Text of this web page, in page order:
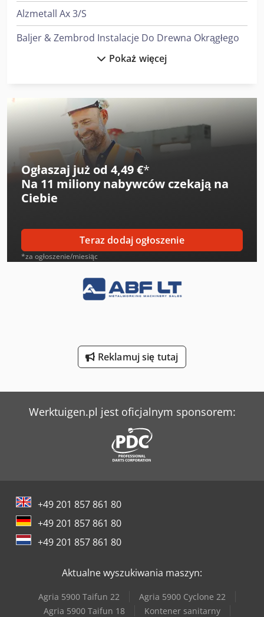
Alzmetall Ax 3/S
Baljer & Zembrod Instalacje Do Drewna Okrągłego
Index Ms22-6
Linde A
Linde L 10
Linde L 12
Linde L 14
Panhans 334/20
Weinbrenner Tsv 6/3050
Pokaż więcej
Ogłaszaj już od 4,49 €*
Na 11 miliony nabywców czekają na
Ciebie
Teraz dodaj ogłoszenie
*za ogłoszenie/miesiąc
Reklamuj się tutaj
Werktuigen.pl jest oficjalnym sponsorem:
+49 201 857 861 80
+49 201 857 861 80
+49 201 857 861 80
Aktualne wyszukiwania maszyn:
Agria 5900 Taifun 22
Agria 5900 Cyclone 22
Agria 5900 Taifun 18
Kontener sanitarny